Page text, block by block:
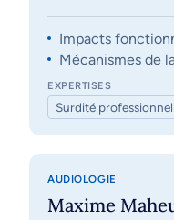
Impacts
Mécanismes de
EXPERTISES
Surdité
AUDIOLOGIE
Maxime